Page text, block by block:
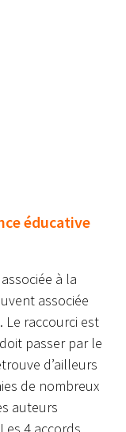
éducative
à la
associée
Le raccourci est
passer par le
d’ailleurs
de nombreux
auteurs